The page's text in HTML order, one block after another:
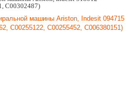
C00302487)